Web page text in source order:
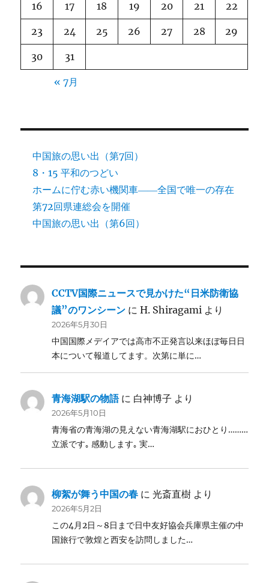
16 17 18 19 20 21 22
23 24 25 26 27 28 29
30 31
« 7月
中国旅の思い出（第7回）
8・15 平和のつどい
ホームに佇む赤い機関車――全国で唯一の存在
第72回県連総会を開催
中国旅の思い出（第6回）
CCTV国際ニュースで見かけた“日米防衛協
議”のワンシーン にH. Shiragami より
2026年5月30日
中国国際メデイアでは高市不正発言以来ほぼ毎日日
本について報道してます。次第に単に…
青海湖駅の物語に 白神博子 より
2026年5月10日
青海省の青海湖の見えない青海湖駅におひとり………
立派です｡ 感動します｡ 実…
柳絮が舞う中国の春 に光斎直樹 より
2026年5月2日
この4月2日～8日まで日中友好協会兵庫県主催の中
国旅行で敦煌と西安を訪問しました…